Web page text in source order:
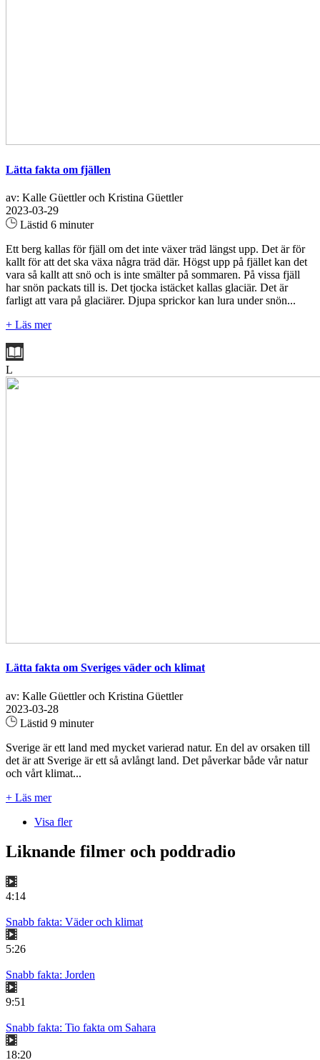
Lätta fakta om fjällen
av: Kalle Güettler och Kristina Güettler
2023-03-29
Lästid 6 minuter
Ett berg kallas för fjäll om det inte växer träd längst upp. Det är för
kallt för att det ska växa några träd där. Högst upp på fjället kan det
vara så kallt att snö och is inte smälter på sommaren. På vissa fjäll
har snön packats till is. Det tjocka istäcket kallas glaciär. Det är
farligt att vara på glaciärer. Djupa sprickor kan lura under snön...
+ Läs mer
L
Lätta fakta om Sveriges väder och klimat
av: Kalle Güettler och Kristina Güettler
2023-03-28
Lästid 9 minuter
Sverige är ett land med mycket varierad natur. En del av orsaken till
det är att Sverige är ett så avlångt land. Det påverkar både vår natur
och vårt klimat...
+ Läs mer
Visa fler
Liknande filmer och poddradio
4:14
Snabb fakta: Väder och klimat
5:26
Snabb fakta: Jorden
9:51
Snabb fakta: Tio fakta om Sahara
18:20